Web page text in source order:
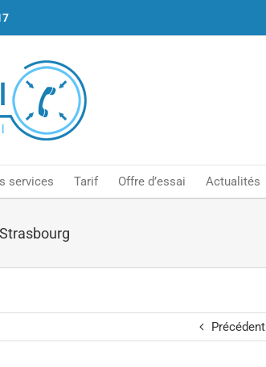
services Tarif Offre d’essai Actualités
Précédent